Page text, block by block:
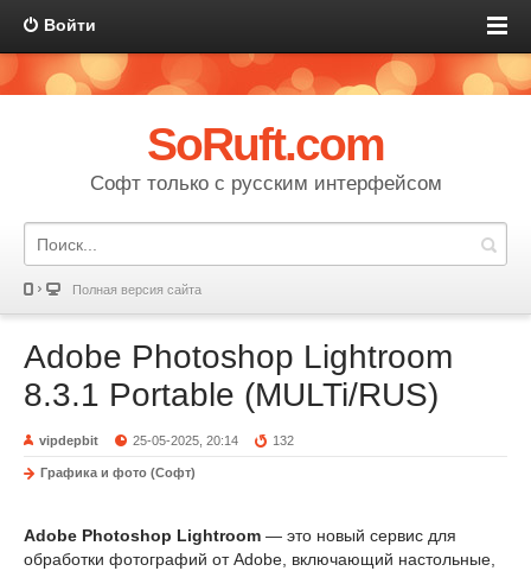
Войти
SoRuft.com
Софт только с русским интерфейсом
Полная версия сайта
Adobe Photoshop Lightroom
8.3.1 Portable (MULTi/RUS)
vipdepbit 25-05-2025, 20:14 132
Графика и фото (Софт)
Adobe Photoshop Lightroom — это новый сервис для
обработки фотографий от Adobe, включающий настольные,